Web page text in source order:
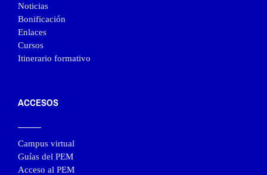
Noticias
Bonificación
Enlaces
Cursos
Itinerario formativo
ACCESOS
Campus virtual
Guías del PEM
Acceso al PEM